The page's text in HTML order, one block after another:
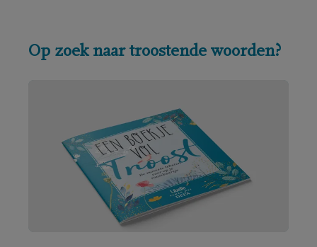
Op zoek naar troostende woorden?